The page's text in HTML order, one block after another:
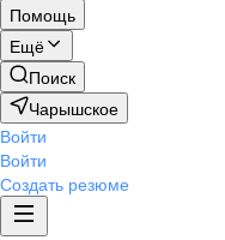
Помощь
Ещё
Поиск
Чарышское
Войти
Войти
Создать резюме